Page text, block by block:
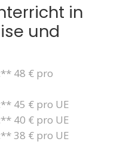
in
und
48 € pro
45 € pro UE
40 € pro UE
38 € pro UE